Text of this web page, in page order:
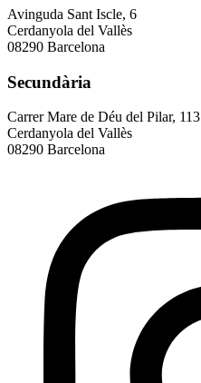
Avinguda Sant Iscle, 6
Cerdanyola del Vallès
08290 Barcelona
Secundària
Carrer Mare de Déu del Pilar, 113
Cerdanyola del Vallès
08290 Barcelona